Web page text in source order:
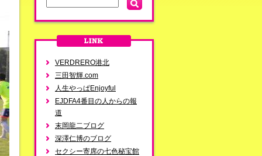
VERDRERO港北
三田智輝.com
人生やっぱEnjoyful
EJDFA4番目の人からの報
道
末岡龍二ブログ
深澤仁博のブログ
セクシー寄席の七色秘宝館